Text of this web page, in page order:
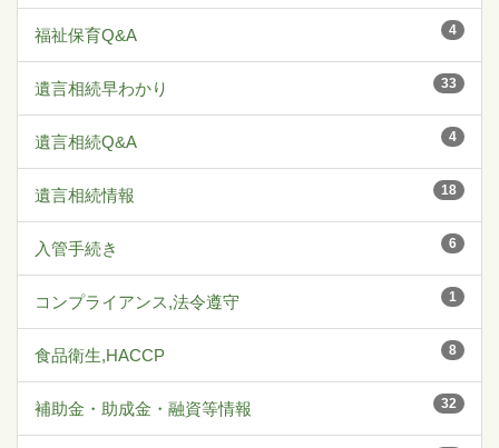
4
福祉保育Q&A
33
遺言相続早わかり
4
遺言相続Q&A
18
遺言相続情報
6
入管手続き
1
コンプライアンス,法令遵守
8
食品衛生,HACCP
32
補助金・助成金・融資等情報